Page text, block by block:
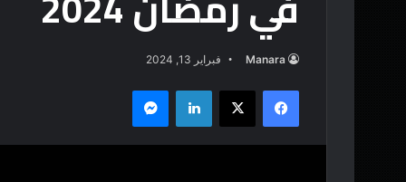
Manara فبراير 13, 2024
فيسبوك لينكدإن